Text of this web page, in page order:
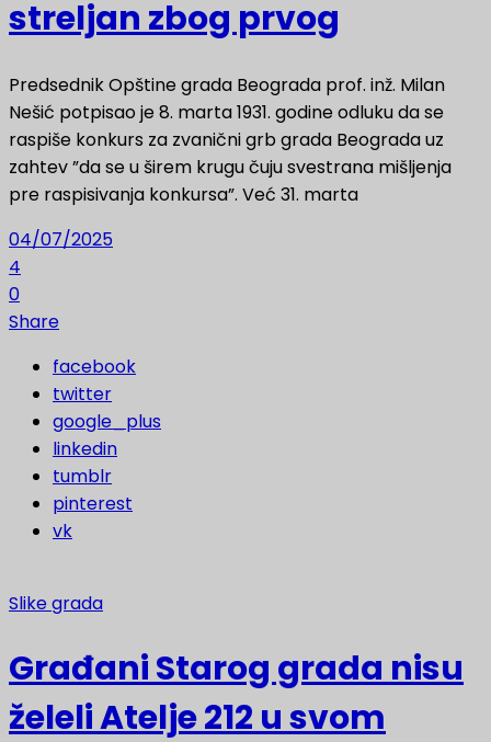
streljan zbog prvog
Predsednik Opštine grada Beograda prof. inž. Milan
Nešić potpisao je 8. marta 1931. godine odluku da se
raspiše konkurs za zvanični grb grada Beograda uz
zahtev ”da se u širem krugu čuju svestrana mišljenja
pre raspisivanja konkursa”. Već 31. marta
04/07/2025
4
0
Share
facebook
twitter
google_plus
linkedin
tumblr
pinterest
vk
Slike grada
Građani Starog grada nisu
želeli Atelje 212 u svom